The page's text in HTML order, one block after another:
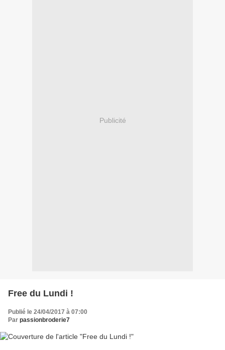
Publicité
Free du Lundi !
Publié le 24/04/2017 à 07:00
Par passionbroderie7